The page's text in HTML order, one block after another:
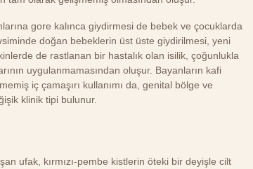
gore kalınca giydirmesi de bebek ve çocuklarda
doğan bebeklerin üst üste giydirilmesi, yeni
de rastlanan bir hastalık olan isilik, çoğunlukla
uygulanmamasından oluşur. Bayanların kafi
iç çamaşırı kullanımı da, genital bölge ve
klinik tipi bulunur.
ufak, kırmızı-pembe kistlerin öteki bir deyişle cilt